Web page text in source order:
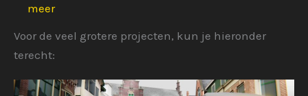
meer:
sneller
Linux
Voor de veel grotere projecten, kun je hieronder
terecht: